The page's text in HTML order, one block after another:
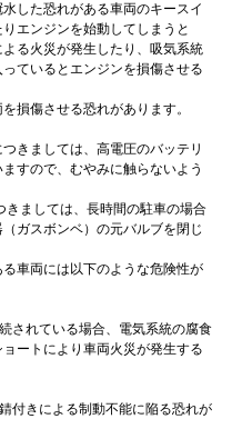
した恐れがある車両のキースイ
エンジンを始動してしまうと
る火災が発生したり、吸気系統
ているとエンジンを損傷させる
損傷させる恐れがあります。
きましては、高電圧のバッテリ
すので、むやみに触らないよう
きましては、長時間の駐車の場合
ガスボンベ）の元バルブを閉じ
車両には以下のような危険性が
されている場合、電気系統の腐食
ートにより車両火災が発生する
付きによる制動不能に陥る恐れが